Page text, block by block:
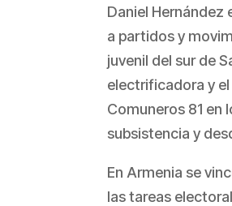
Daniel Hernández
a partidos y
juvenil del sur de
electrificadora y
Comuneros 81 en
subsistencia y
En Armenia se
las tareas